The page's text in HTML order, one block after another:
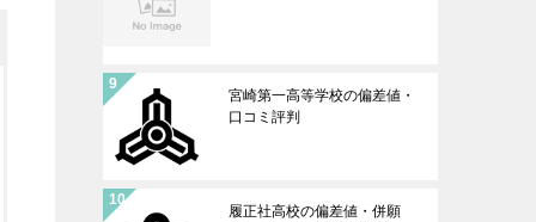
宮崎第一高等学校の偏差値・
口コミ評判
履正社高校の偏差値・併願